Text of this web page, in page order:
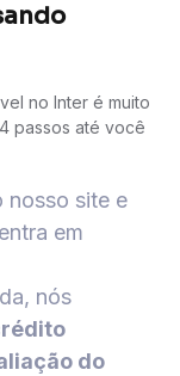
no Inter é muito
passos até você
nosso site e
em
nós
do